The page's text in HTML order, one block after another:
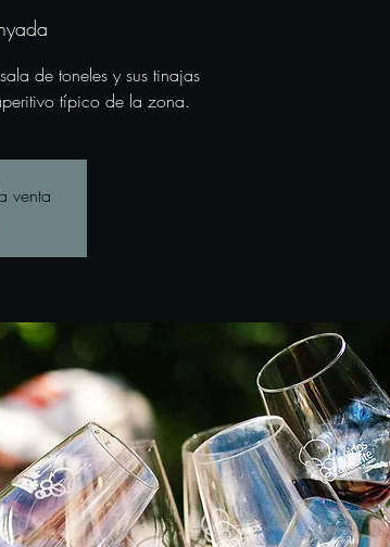
de toneles y sus tinajas
típico de la zona.
venta